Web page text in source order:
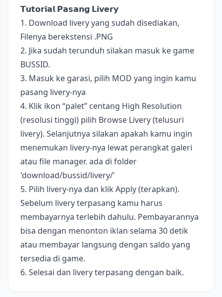
𝗧𝘂𝘁𝗼𝗿𝗶𝗮𝗹 𝗣𝗮𝘀𝗮𝗻𝗴 𝗟𝗶𝘃𝗲𝗿𝘆
1. Download livery yang sudah disediakan,
Filenya berekstensi .PNG
2. Jika sudah terunduh silakan masuk ke game
BUSSID.
3. Masuk ke garasi, pilih MOD yang ingin kamu
pasang livery-nya
4. Klik ikon “palet” centang High Resolution
(resolusi tinggi) pilih Browse Livery (telusuri
livery). Selanjutnya silakan apakah kamu ingin
menemukan livery-nya lewat perangkat galeri
atau file manager. ada di folder
'download/bussid/livery/'
5. Pilih livery-nya dan klik Apply (terapkan).
Sebelum livery terpasang kamu harus
membayarnya terlebih dahulu. Pembayarannya
bisa dengan menonton iklan selama 30 detik
atau membayar langsung dengan saldo yang
tersedia di game.
6. Selesai dan livery terpasang dengan baik.